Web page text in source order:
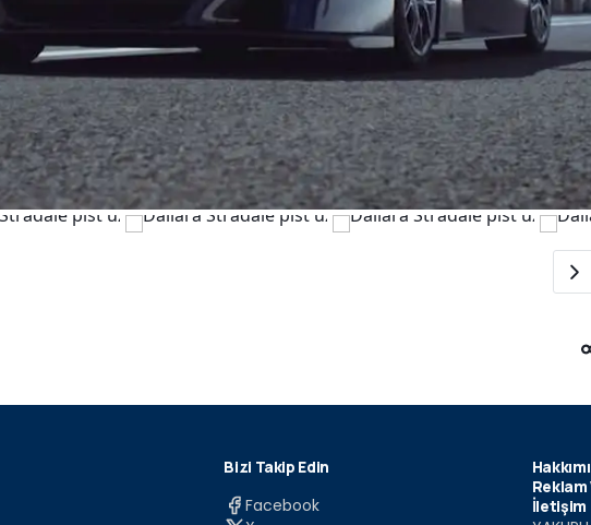
Bizi Takip Edin
Facebook
Reklam
İletişim